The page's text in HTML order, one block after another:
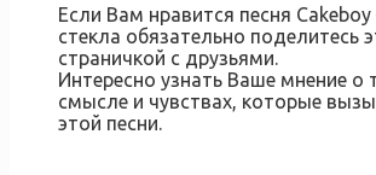
Если Вам нравится песня
стекла обязательно поделитесь
страничкой с друзьями.
Интересно узнать Ваше мнение о
смысле и чувствах, которые
этой песни.